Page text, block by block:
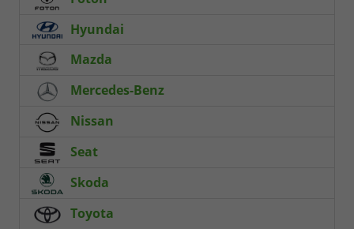
Hyundai
Mazda
Mercedes-Benz
Nissan
Seat
Skoda
Toyota